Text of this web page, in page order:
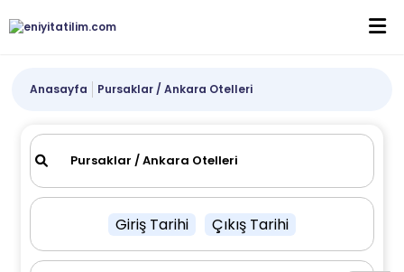
Anasayfa Pursaklar / Ankara Otelleri
Giriş Tarihi Çıkış Tarihi